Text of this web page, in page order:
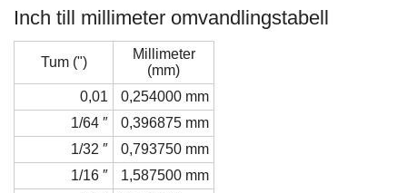
Inch till millimeter omvandlingstabell
Tum (")
Millimeter
(mm)
0,01
0,254000 mm
1/64 ″
0,396875 mm
1/32 ″
0,793750 mm
1/16 ″
1,587500 mm